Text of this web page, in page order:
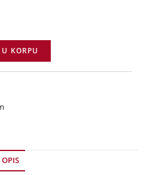
KORPU
OPIS